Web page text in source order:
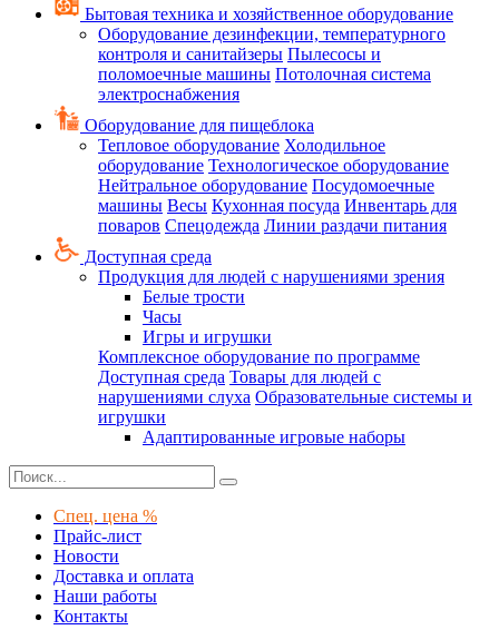
Бытовая техника и хозяйственное оборудование
Оборудование дезинфекции, температурного
контроля и санитайзеры Пылесосы и
поломоечные машины Потолочная система
электроснабжения
Оборудование для пищеблока
Тепловое оборудование Холодильное
оборудование Технологическое оборудование
Нейтральное оборудование Посудомоечные
машины Весы Кухонная посуда Инвентарь для
поваров Спецодежда Линии раздачи питания
Доступная среда
Продукция для людей с нарушениями зрения
Белые трости
Часы
Игры и игрушки
Комплексное оборудование по программе
Доступная среда Товары для людей с
нарушениями слуха Образовательные системы и
игрушки
Адаптированные игровые наборы
Спец. цена %
Прайс-лист
Новости
Доставка и оплата
Наши работы
Контакты